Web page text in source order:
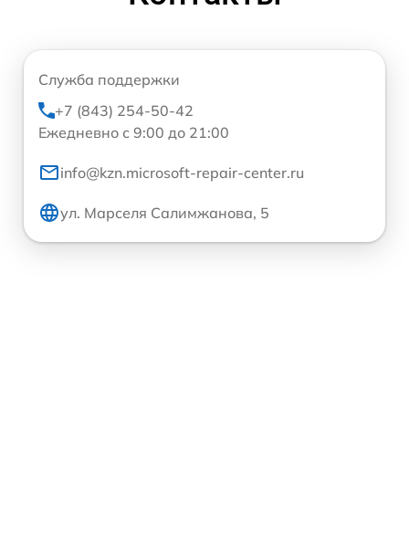
Служба поддержки
+7 (843) 254-50-42
Ежедневно с 9:00 до 21:00
info@kzn.microsoft-repair-center.ru
ул. Марселя Салимжанова, 5